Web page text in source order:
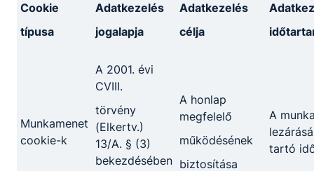
Cookie
típusa
Adatkezelés
jogalapja
Adatkezelés
célja
Munkamenet
cookie-k
A 2001. évi
CVIII.
törvény
(Elkertv.)
13/A. § (3)
bekezdésében
A honlap
megfelelő
működésének
biztosítása
A
tartó